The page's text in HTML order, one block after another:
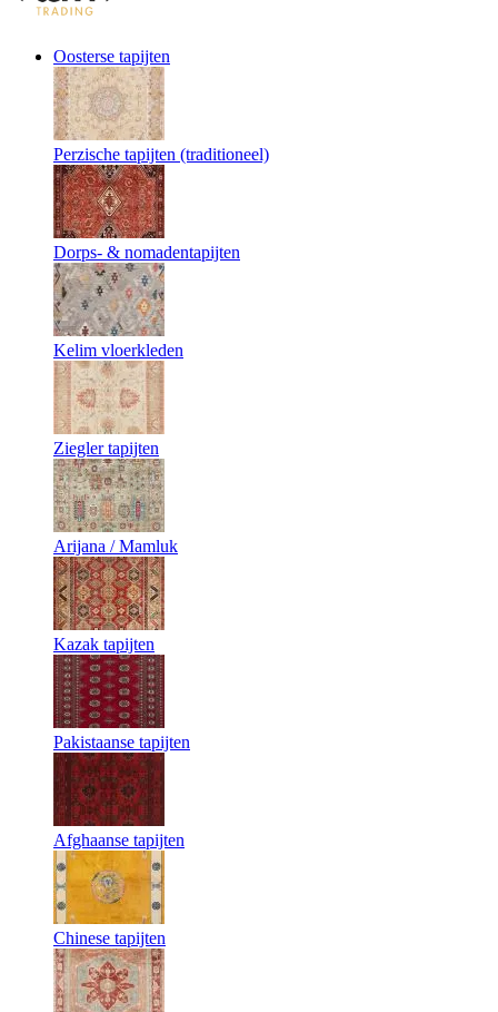
Oosterse tapijten
Perzische tapijten (traditioneel)
Dorps- & nomadentapijten
Kelim vloerkleden
Ziegler tapijten
Arijana / Mamluk
Kazak tapijten
Pakistaanse tapijten
Afghaanse tapijten
Chinese tapijten